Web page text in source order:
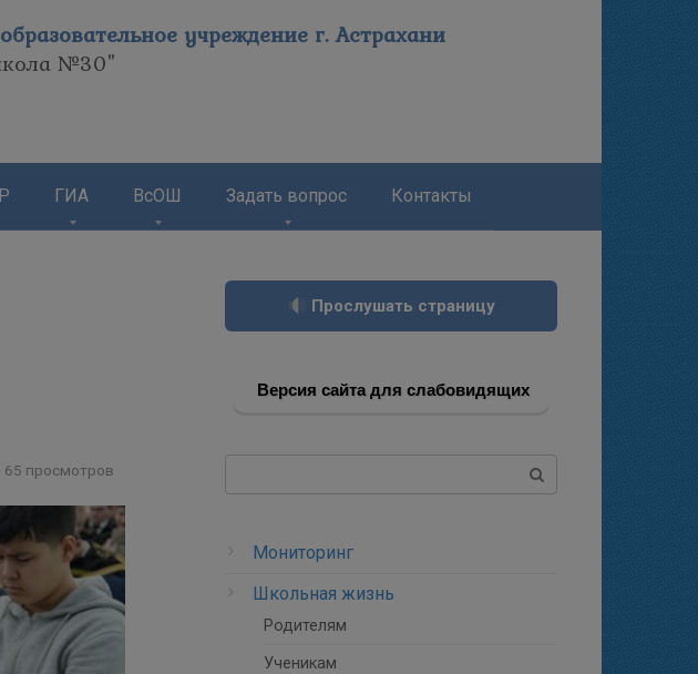
учреждение г. Астрахани
№30"
ГИА ВсОШ Задать вопрос Контакты
65 просмотров
Прослушать страницу
Версия сайта для слабовидящих
Мониторинг
Школьная жизнь
Родителям
Ученикам